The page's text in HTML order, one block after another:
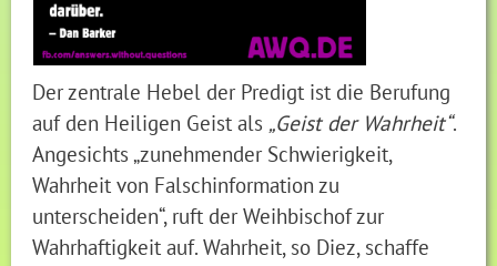
Der zentrale Hebel der Predigt ist die Berufung
auf den Heiligen Geist als „Geist der Wahrheit“.
Angesichts „zunehmender Schwierigkeit,
Wahrheit von Falschinformation zu
unterscheiden“, ruft der Weihbischof zur
Wahrhaftigkeit auf. Wahrheit, so Diez, schaffe